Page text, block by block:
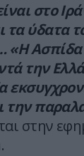
στο
τα ύδατα
«Η Ασπίδα
την
την
στην